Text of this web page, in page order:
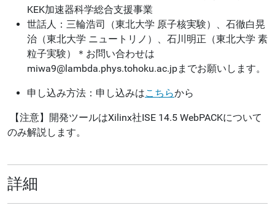
KEK加速器科学総合支援事業
世話人：三輪浩司（東北大学 原子核実験）、石徹白晃
治（東北大学 ニュートリノ）、石川明正（東北大学 素
粒子実験）＊お問い合わせは
miwa9@lambda.phys.tohoku.ac.jpまでお願いします。
申し込み方法：申し込みはこちらから
【注意】開発ツールはXilinx社ISE 14.5 WebPACKについて
のみ解説します。
詳細